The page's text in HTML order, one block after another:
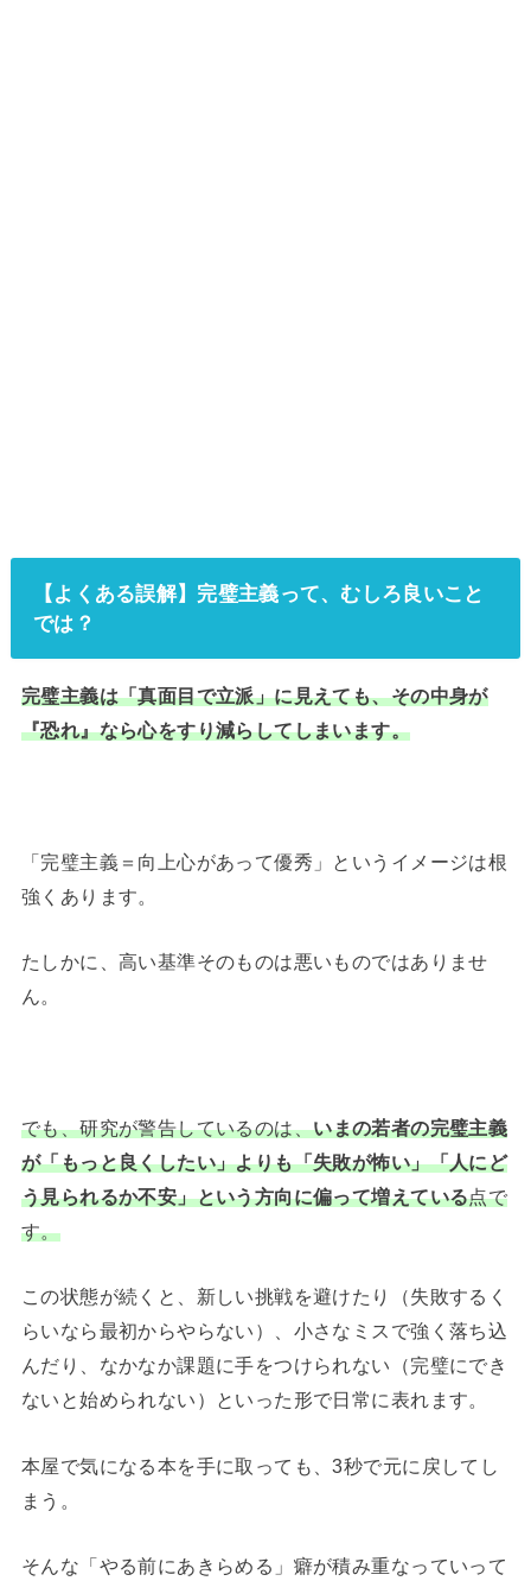
【よくある誤解】完璧主義って、むしろ良いこと
では？
完璧主義は「真面目で立派」に見えても、その中身が
『恐れ』なら心をすり減らしてしまいます。
「完璧主義＝向上心があって優秀」というイメージは根
強くあります。
たしかに、高い基準そのものは悪いものではありませ
ん。
でも、研究が警告しているのは、いまの若者の完璧主義
が「もっと良くしたい」よりも「失敗が怖い」「人にど
う見られるか不安」という方向に偏って増えている点で
す。
この状態が続くと、新しい挑戦を避けたり（失敗するく
らいなら最初からやらない）、小さなミスで強く落ち込
んだり、なかなか課題に手をつけられない（完璧にでき
ないと始められない）といった形で日常に表れます。
本屋で気になる本を手に取っても、3秒で元に戻してし
まう。
そんな「やる前にあきらめる」癖が積み重なっていって